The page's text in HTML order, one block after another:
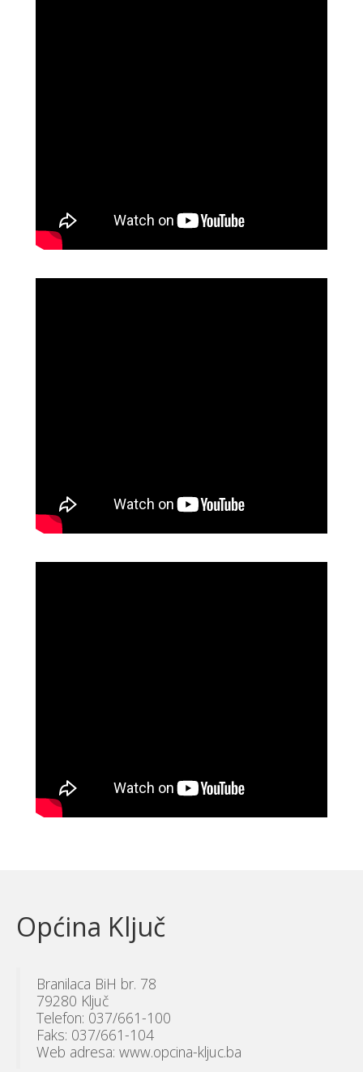
Općina Ključ
Branilaca BiH br. 78
79280 Ključ
Telefon: 037/661-100
Faks: 037/661-104
Web adresa: www.opcina-kljuc.ba